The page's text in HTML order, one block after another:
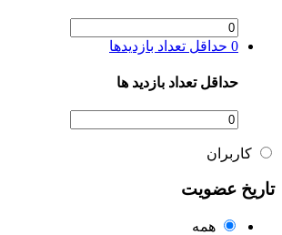
0 حداقل تعداد بازدیدها
حداقل تعداد بازدید ها
کاربران
تاریخ عضویت
همه